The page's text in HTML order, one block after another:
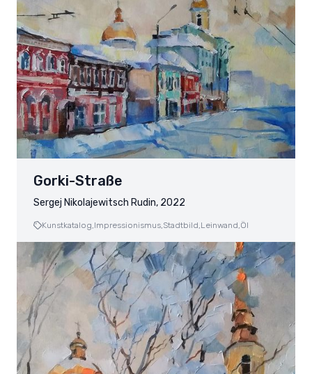
Gorki-Straße
Sergej Nikolajewitsch Rudin, 2022
Kunstkatalog, Impressionismus, Stadtbild, Leinwand, Öl